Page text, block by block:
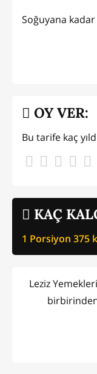
Soğuyana
KAÇ
1 Porsiyon 375
OY VER:
Bu tarife kaç
Leziz